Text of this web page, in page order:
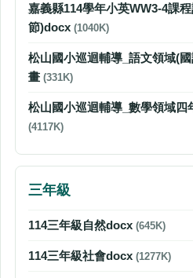
嘉義縣114學年小英WW3-4課
節)docx (1040K)
松山國小巡迴輔導_語文領域(
畫 (331K)
松山國小巡迴輔導_數學領域四
(4117K)
三年級
114三年級自然docx (645K)
114三年級社會docx (1277K)